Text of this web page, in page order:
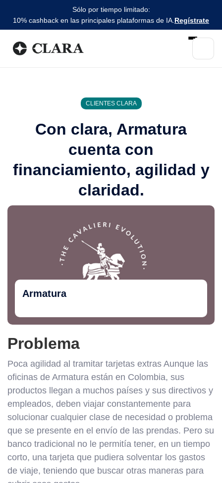
Sólo por tiempo limitado:
10% cashback en las principales plataformas de IA. Regístrate
CLIENTES CLARA
Con clara, Armatura
cuenta con
financiamiento, agilidad y
claridad.
Armatura
Problema
Poca agilidad al tramitar tarjetas extras Aunque las
oficinas de Armatura están en Colombia, sus
productos llegan a muchos países y sus directivos y
empleados, deben viajar constantemente para
solucionar cualquier clase de necesidad o problema
que se presente en el envío de las prendas. Pero su
banco tradicional no le permitía tener, en un tiempo
corto, una tarjeta que pudiera solventar los gastos
de viaje, teniendo que buscar otras maneras para